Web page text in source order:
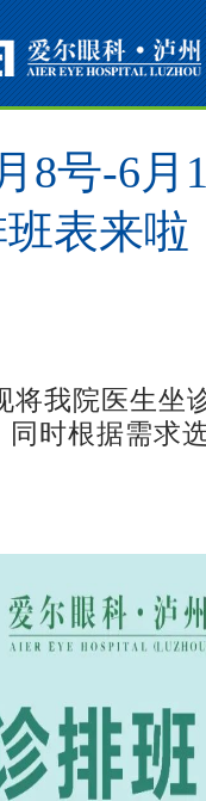
8号-6月
表来啦
将我院医生坐
时根据需求